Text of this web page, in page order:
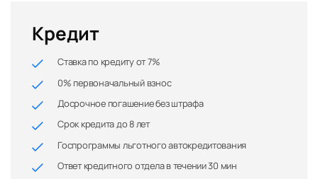
Кредит
Ставка по кредиту от 7%
0% первоначальный взнос
Досрочное погашение без штрафа
Срок кредита до 8 лет
Госпрограммы льготного автокредитования
Ответ кредитного отдела в течении 30 мин